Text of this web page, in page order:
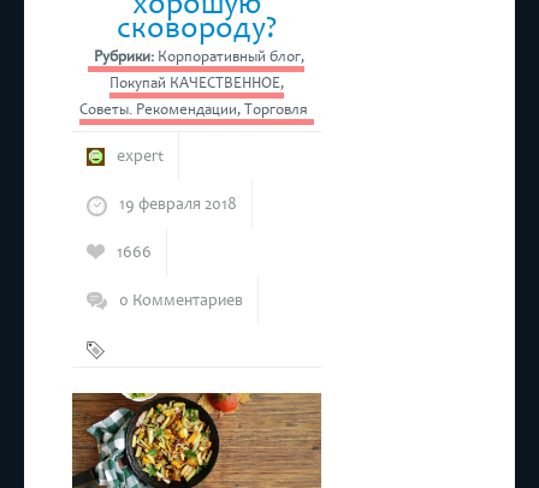
сковороду?
Рубрики: Корпоративный блог,
Покупай КАЧЕСТВЕННОЕ,
Советы. Рекомендации, Торговля
expert
19 февраля 2018
1666
0 Комментариев